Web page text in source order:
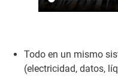
Todo en un mismo
(electricidad, datos,